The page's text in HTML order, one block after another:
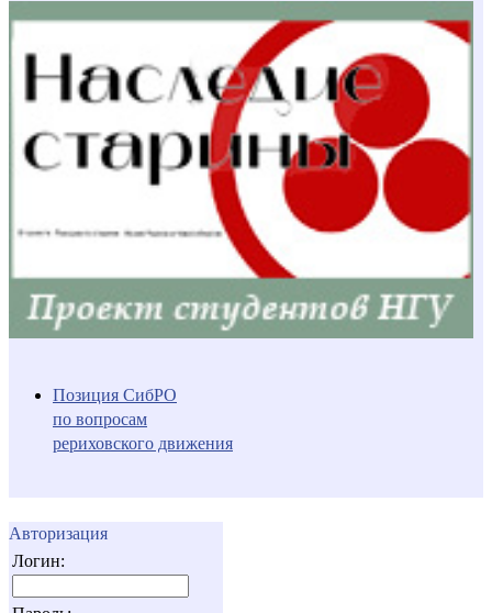
Позиция СибРО
по вопросам
рериховского движения
Авторизация
Логин: